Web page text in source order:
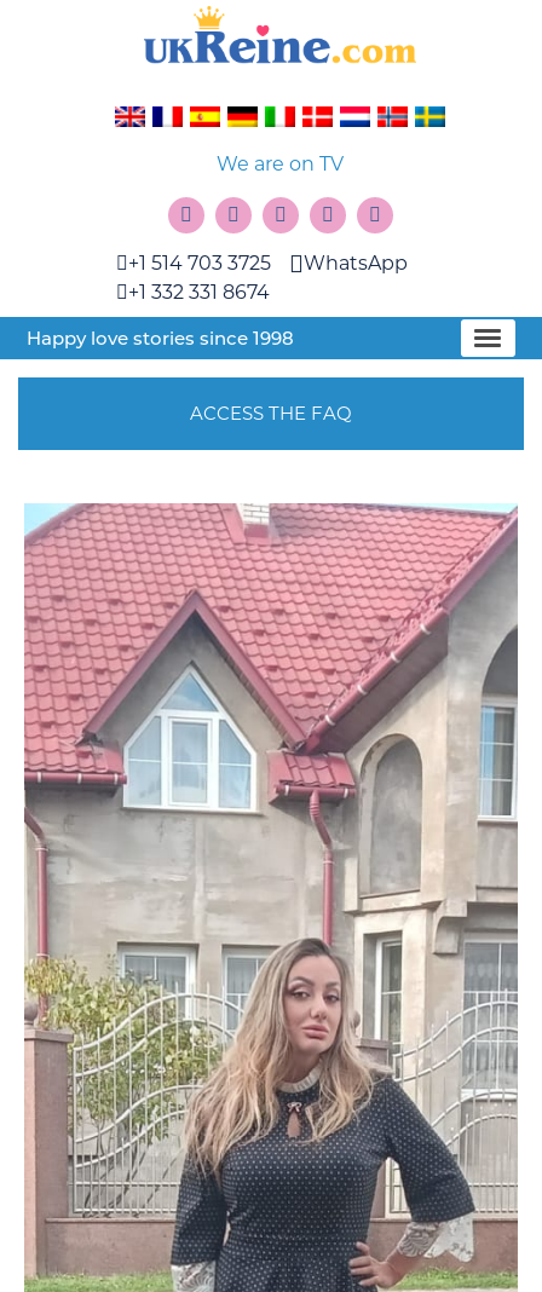
We are on TV
+1 514 703 3725
+1 332 331 8674
WhatsApp
Happy love stories since 1998
ACCESS THE FAQ